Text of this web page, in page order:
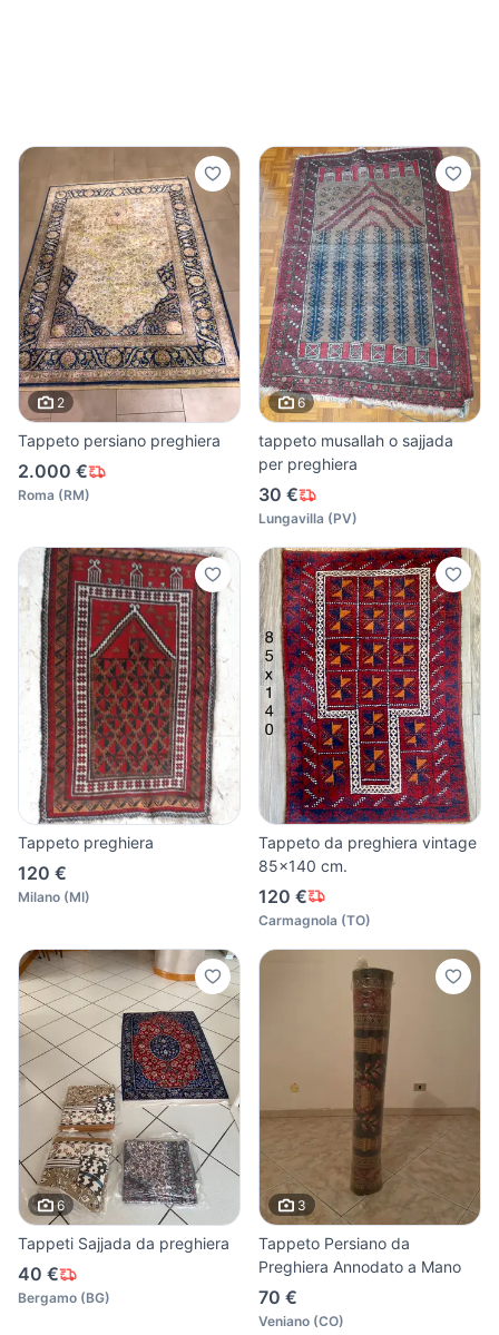
2
Tappeto persiano preghiera
2.000 €
Roma (RM)
6
tappeto musallah o sajjada
per preghiera
30 €
Lungavilla (PV)
Tappeto preghiera
120 €
Milano (MI)
Tappeto da preghiera vintage
85x140 cm.
120 €
Carmagnola (TO)
6
Tappeti Sajjada da preghiera
40 €
Bergamo (BG)
3
Tappeto Persiano da
Preghiera Annodato a Mano
70 €
Veniano (CO)